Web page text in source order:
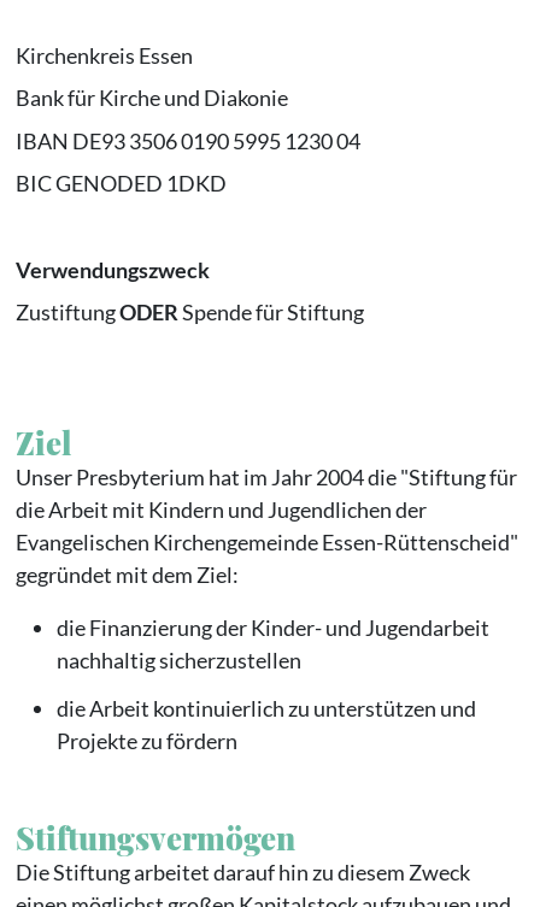
Kirchenkreis Essen
Bank für Kirche und Diakonie
IBAN DE93 3506 0190 5995 1230 04
BIC GENODED 1DKD
Verwendungszweck
ZustiftungODERSpende für Stiftung
Ziel
Unser Presbyterium hat im Jahr 2004 die "Stiftung für
die Arbeit mit Kindern und Jugendlichen der
Evangelischen Kirchengemeinde Essen-Rüttenscheid"
gegründet mit dem Ziel:
die Finanzierung der Kinder- und Jugendarbeit
nachhaltig sicherzustellen
die Arbeit kontinuierlich zu unterstützen und
Projekte zu fördern
Stiftungsvermögen
Die Stiftung arbeitet darauf hin zu diesem Zweck